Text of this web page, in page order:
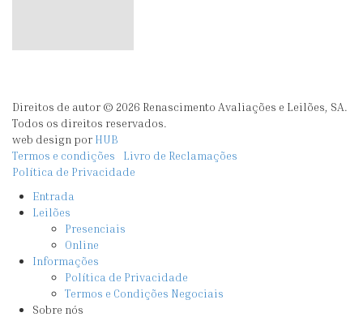
Direitos de autor © 2026 Renascimento Avaliações e Leilões, SA.
Todos os direitos reservados.
web design por HUB
Termos e condições
Livro de Reclamações
Política de Privacidade
Entrada
Leilões
Presenciais
Online
Informações
Política de Privacidade
Termos e Condições Negociais
Sobre nós